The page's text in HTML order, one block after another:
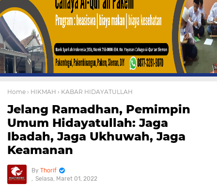
Home › HIKMAH › KABAR HIDAYATULLAH
Jelang Ramadhan, Pemimpin
Umum Hidayatullah: Jaga
Ibadah, Jaga Ukhuwah, Jaga
Keamanan
Thorif
Selasa, Maret 01, 2022